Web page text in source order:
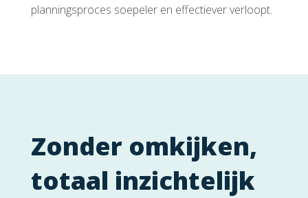
planningsproces soepeler en effectiever verloopt.
Zonder omkijken,
totaal inzichtelijk